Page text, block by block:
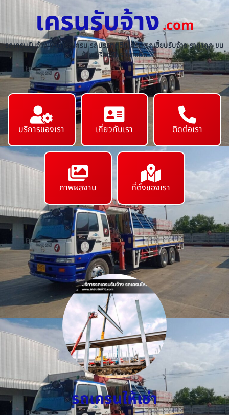
เครนรับจ้าง.com
รถเครนรับจ้าง ให้เช่ารถเครน รถบรรทุกติดเครน รถเฮี๊ยบรับจ้าง ราคาถูก ขน
ย้ายเครื่องจักร ทุกชนิด
บริการของเรา เกี่ยวกับเรา ติดต่อเรา
ภาพผลงาน ที่ตั้งของเรา
รถเครนให้เช่า